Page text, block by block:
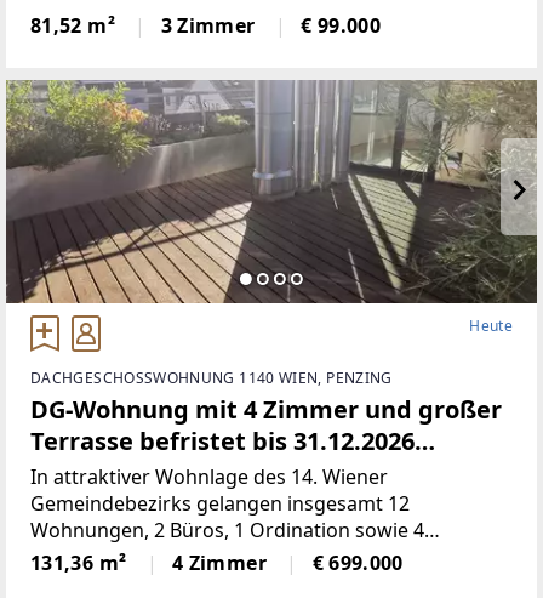
Angebot umfasst überwiegend befristet und
unfristet vermietete sowie einige leerstehende
81,52 m² 3 Zimmer € 99.000
Heute
DACHGESCHOSSWOHNUNG 1140 WIEN, PENZING
DG-Wohnung mit 4 Zimmer und großer
Terrasse befristet bis 31.12.2026
vermietet
In attraktiver Wohnlage des 14. Wiener
Gemeindebezirks gelangen insgesamt 12
Wohnungen, 2 Büros, 1 Ordination sowie 4
Doppelparker in der Breitenseer Straße zum
Einzelabverkauf. Das Angebot umfasst überwiegend
131,36 m² 4 Zimmer € 699.000